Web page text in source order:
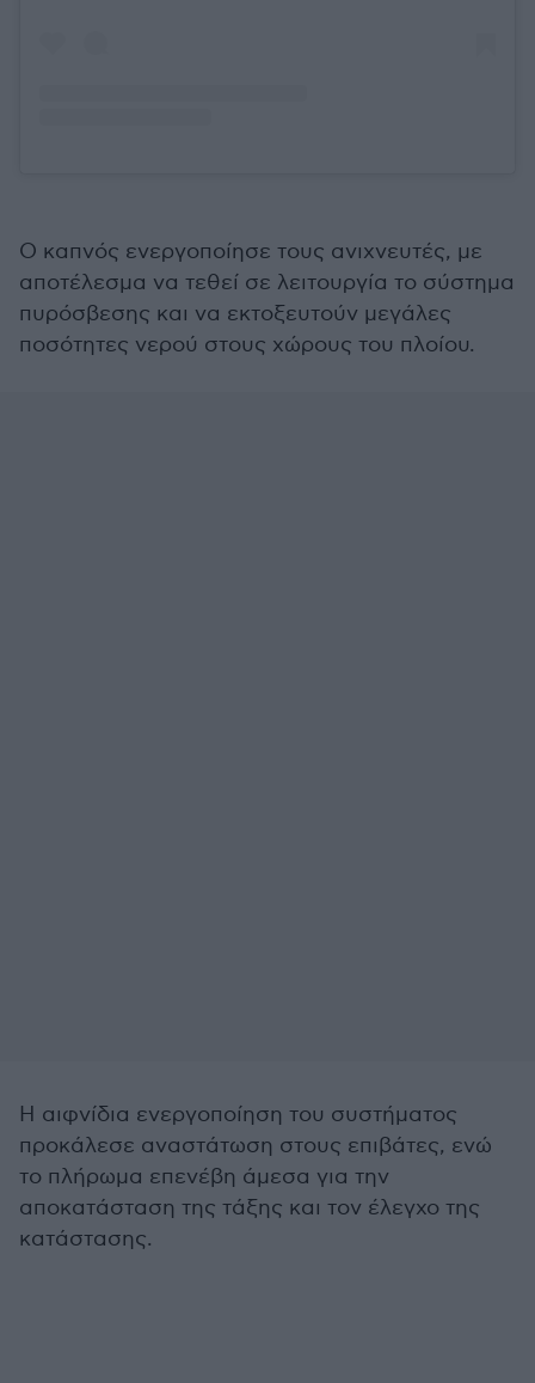
Ο καπνός ενεργοποίησε τους ανιχνευτές, με
αποτέλεσμα να τεθεί σε λειτουργία το σύστημα
πυρόσβεσης και να εκτοξευτούν μεγάλες
ποσότητες νερού στους χώρους του πλοίου.
Η αιφνίδια ενεργοποίηση του συστήματος
προκάλεσε αναστάτωση στους επιβάτες, ενώ
το πλήρωμα επενέβη άμεσα για την
αποκατάσταση της τάξης και τον έλεγχο της
κατάστασης.